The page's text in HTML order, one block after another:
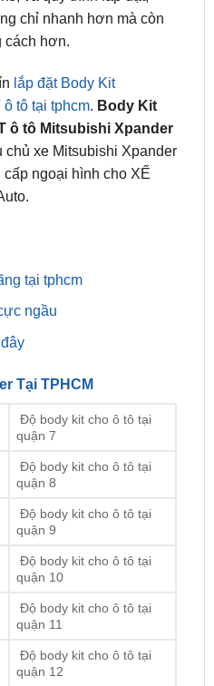
lắp đặt Body Kit
ô tô Mitsubishi Xpander
xe Mitsubishi Xpander
ngoại hình cho XẾ
tại tphcm
Tại TPHCM
quận 7
Độ body kit cho ô tô tại
quận 8
Độ body kit cho ô tô tại
quận 9
Độ body kit cho ô tô tại
quận 10
Độ body kit cho ô tô tại
quận 11
Độ body kit cho ô tô tại
quận 12
Độ body kit cho ô tô tại
quận Thủ Đức